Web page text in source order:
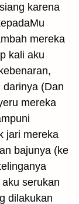
karena
mereka
kali aku
(Dan
mereka
jari mereka
bajunya (ke
serukan
dilakukan